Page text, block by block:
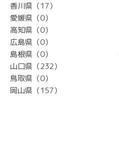
香川県（17）
愛媛県（0）
高知県（0）
広島県（0）
島根県（0）
山口県（232）
鳥取県（0）
岡山県（157）